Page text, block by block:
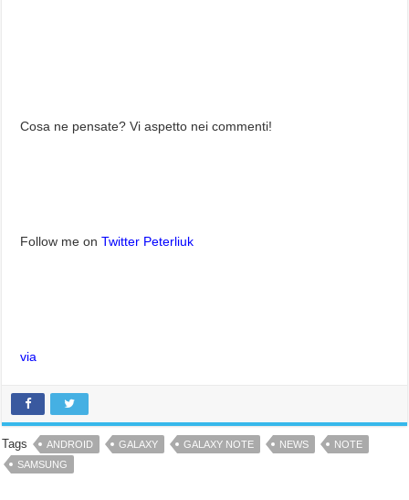
Cosa ne pensate? Vi aspetto nei commenti!
Follow me onTwitter Peterliuk
via
Tags ANDROID GALAXY GALAXY NOTE NEWS
NOTE
SAMSUNG